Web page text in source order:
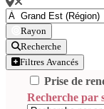
Rayon
Recherche
Filtres Avancés
Prise de
Recherche par